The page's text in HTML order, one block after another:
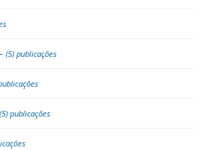
(5) publicações
(5) publicações